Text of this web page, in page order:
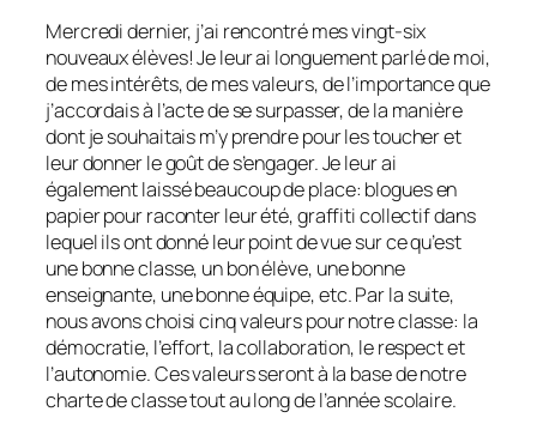
Mercredi dernier, j’ai rencontré mes vingt-six
nouveaux élèves! Je leur ai longuement parlé de moi,
de mes intérêts, de mes valeurs, de l’importance que
j’accordais à l’acte de se surpasser, de la manière
dont je souhaitais m’y prendre pour les toucher et
leur donner le goût de s’engager. Je leur ai
également laissé beaucoup de place: blogues en
papier pour raconter leur été, graffiti collectif dans
lequel ils ont donné leur point de vue sur ce qu’est
une bonne classe, un bon élève, une bonne
enseignante, une bonne équipe, etc. Par la suite,
nous avons choisi cinq valeurs pour notre classe: la
démocratie, l’effort, la collaboration, le respect et
l’autonomie. Ces valeurs seront à la base de notre
charte de classe tout au long de l’année scolaire.